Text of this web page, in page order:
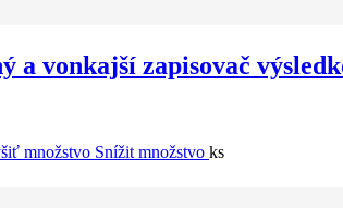
a vonkajší zapisovač
množstvo Snížit množstvo ks